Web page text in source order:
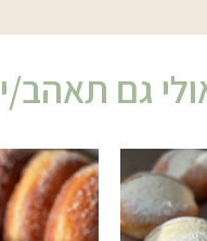
גם תאהב/י